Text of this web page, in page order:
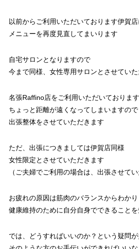
以前からご利用いただいております伊賀
メニューを再度見直してまいります
自宅サロンとなりますので
今まで同様、女性専用サロンとさせてい
名張Raffino店をご利用いただいておりま
ちょっと距離が遠くなってしまいますので
出張整体をさせていただきます
ただ、出張につきましては伊賀店同様
女性限定とさせていただきます
（ご夫婦でご利用の場合は、出張させて
お疲れの原因は筋肉のバランスからわか
健康維持のために自分自身でできること
では、どうすればいいのか？という疑問が